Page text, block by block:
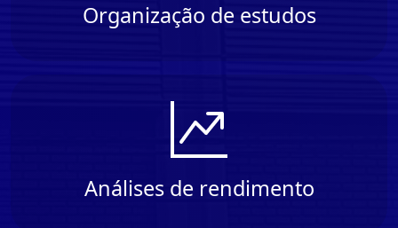
Organização de estudos
Análises de rendimento